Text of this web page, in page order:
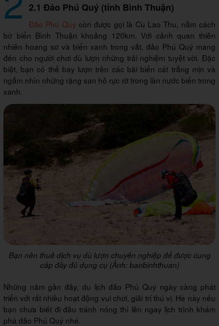
2.1 Đảo Phú Quý (tỉnh Bình Thuận)
Đảo Phú Quý còn được gọi là Cù Lao Thu, nằm cách
bờ biển Bình Thuận khoảng 120km. Với cảnh quan thiên
nhiên hoang sơ và biển xanh trong vắt, đảo Phú Quý mang
đến cho người chơi dù lượn những trải nghiệm tuyệt vời. Đặc
biệt, bạn có thể bay lượn trên các bãi biển cát trắng mịn và
ngắm nhìn những rặng san hô rực rỡ trong làn nước biển trong
xanh.
Bạn nên thuê dịch vụ dù lượn chuyên nghiệp để được cung
cấp đầy đủ dụng cụ (Ảnh: baobinhthuan)
Những năm gần đây, du lịch đảo Phú Quý ngày càng phát
triển với rất nhiều hoạt động vui chơi, giải trí thú vị. Hè này nếu
bạn chưa biết đi đâu tránh nóng thì lên ngay lịch trình khám
phá đảo Phú Quý nhé.